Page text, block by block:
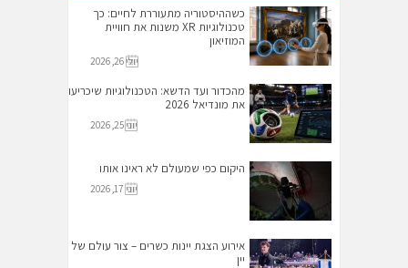
כשההיסטוריה מתעוררת לחיים: כך
טכנולוגיות XR משנות את חוויית
המוזיאון
יולי 26, 2026
מהכדור ועד הדשא: הטכנולוגיות שיכריעו
את מונדיאל 2026
יוני 25, 2026
היקום כפי שמעולם לא ראינו אותו
יוני 17, 2026
אירוע הצגת יינות כשרים – צור עולם של
יין